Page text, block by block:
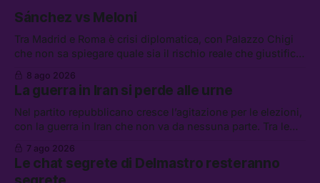
Sánchez vs Meloni
Tra Madrid e Roma è crisi diplomatica, con Palazzo Chigi
che non sa spiegare quale sia il rischio reale che giustifica
di difesa tra Arabia Saudita, Pakistan e Turchia, la crisi del
carburante irregolare, e un altro caso di IA ribelle
8 ago 2026
La guerra in Iran si perde alle urne
Nel partito repubblicano cresce l’agitazione per le elezioni,
con la guerra in Iran che non va da nessuna parte. Tra le
lavoro, Schlein prova a mettere in sicurezza la coalizione, e
che cos’è lo “Spiralismo,” la religione degli agenti IA
7 ago 2026
Le chat segrete di Delmastro resteranno